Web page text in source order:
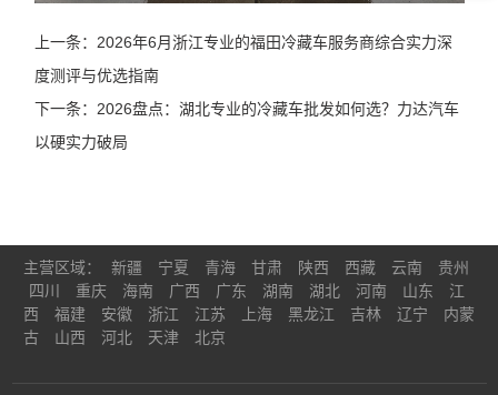
上一条：2026年6月浙江专业的福田冷藏车服务商综合实力深
度测评与优选指南
下一条：2026盘点：湖北专业的冷藏车批发如何选？力达汽车
以硬实力破局
主营区域： 新疆 宁夏 青海 甘肃 陕西 西藏 云南
贵州
四川
重庆 海南 广西 广东 湖南 湖北 河南 山东
江
西
福建 安徽 浙江 江苏 上海 黑龙江 吉林 辽宁
内蒙
古
山西 河北 天津 北京